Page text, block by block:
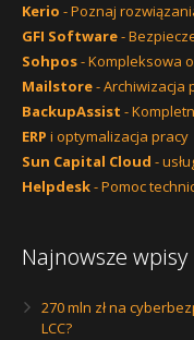
Kerio - Poznaj
GFI Software-
Sohpos- Kompleksowa
Mailstore- Archiwizacja
BackupAssist -
ERP i optymalizacja pracy
Sun Capital Cloud -
Helpdesk- Pomoc
Najnowsze wpisy
270 mln zł na
LCC?